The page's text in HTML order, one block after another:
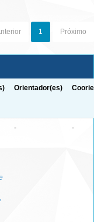
1 Próximo
Orientador(es)
- -